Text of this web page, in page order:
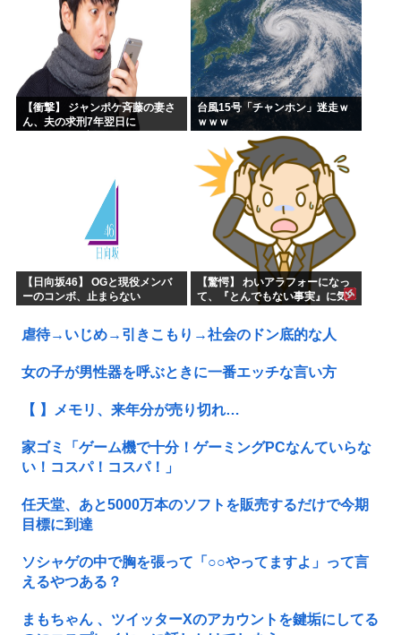
【衝撃】 ジャンポケ斉藤の妻さ
ん、夫の求刑7年翌日に
台風15号「チャンホン」迷走ｗ
ｗｗｗ
【日向坂46】 OGと現役メンバ
ーのコンボ、止まらない
【驚愕】 わいアラフォーになっ
て、『とんでもない事実』に気
虐待→いじめ→引きこもり→社会のドン底的な人
女の子が男性器を呼ぶときに一番エッチな言い方
【 】メモリ、来年分が売り切れ…
家ゴミ「ゲーム機で十分！ゲーミングPCなんていらな
い！コスパ！コスパ！」
任天堂、あと5000万本のソフトを販売するだけで今期
目標に到達
ソシャゲの中で胸を張って「○○やってますよ」って言
えるやつある？
まもちゃん 、ツイッターXのアカウントを鍵垢にしてる